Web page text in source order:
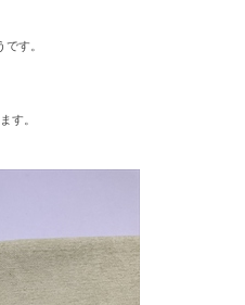
す。
す。